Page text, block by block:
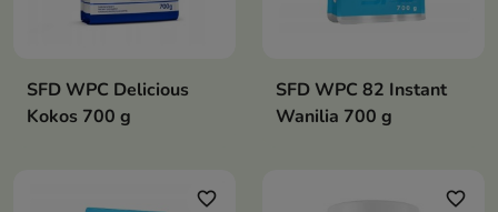
SFD WPC Delicious
Kokos 700 g
SFD WPC 82 Instant
Wanilia 700 g
favorite_border favorite_border